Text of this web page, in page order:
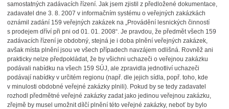
samostatných zadávacích řízení. Jak jsem zjistil z předložené dokumentace,
zadavatel dne 3. 8. 2007 v informačním systému o veřejných zakázkách
oznámil zadání 159 veřejných zakázek na „Provádění lesnických činností
s prodejem dříví při pni od 01. 01. 2008“. Je pravdou, že předmět všech 159
zadávacích řízení je obdobný, stejná je i doba plnění veřejných zakázek,
avšak místa plnění jsou ve všech případech navzájem odlišná. Rovněž ani
prakticky nelze předpokládat, že by všichni uchazeči o veřejnou zakázku
podávali nabídku na všech 159 SÚJ, ale zpravidla jednotliví uchazeči
podávají nabídky v určitém regionu (např. dle jejich sídla, popř. toho, kde
v minulosti obdobné veřejné zakázky plnili). Pokud by se tedy zadavatel
rozhodl předmětné veřejné zakázky zadat jako jedinou veřejnou zakázku,
zřejmě by musel umožnit dílčí plnění této veřejné zakázky, neboť by bylo